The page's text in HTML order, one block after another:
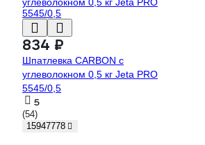
834 ₽
Шпатлевка CARBON с
углеволокном 0,5 кг Jeta PRO
5545/0,5
5
(54)
15947778